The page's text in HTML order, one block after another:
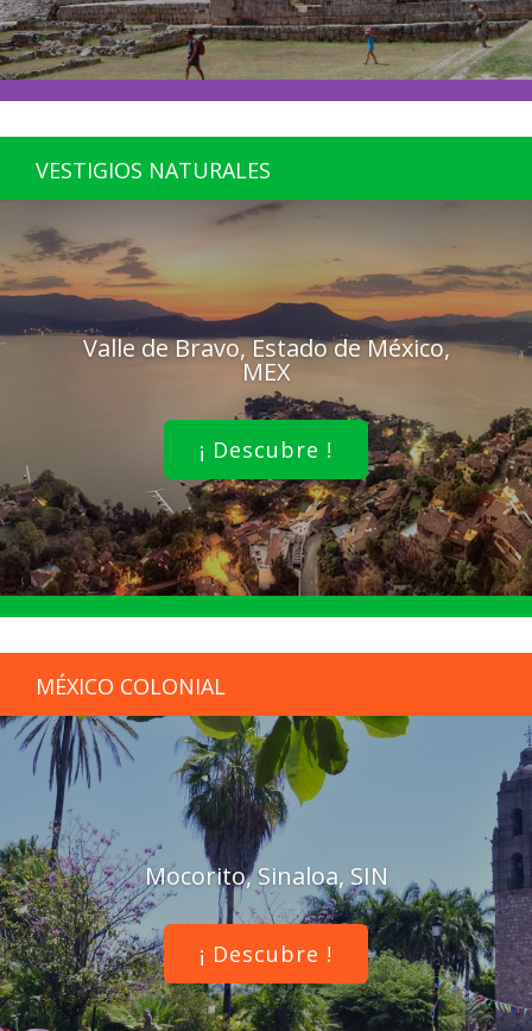
VESTIGIOS NATURALES
Valle de Bravo, Estado de México,
MEX
¡ Descubre !
MÉXICO COLONIAL
Mocorito, Sinaloa, SIN
¡ Descubre !